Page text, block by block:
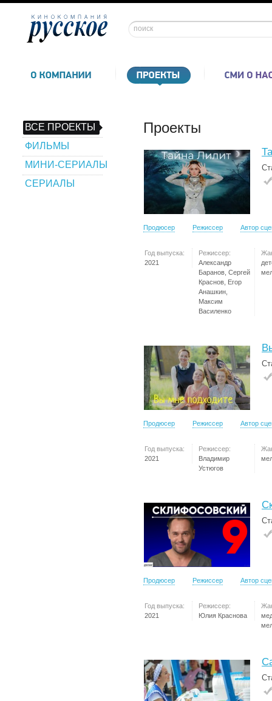
ВСЕ ПРОЕКТЫ
ФИЛЬМЫ
МИНИ-СЕРИАЛЫ
СЕРИАЛЫ
Проекты
Продюсер Режиссер Автор
Год выпуска:
2021
Режиссер:
Александр
Баранов, Сергей
Краснов, Егор
Анашкин,
Максим
Василенко
Продюсер Режиссер Автор
Год выпуска:
2021
Режиссер:
Владимир
Устюгов
Продюсер Режиссер Автор
Год выпуска:
2021
Режиссер:
Юлия Краснова